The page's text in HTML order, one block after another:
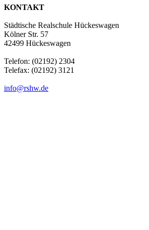
KONTAKT
Städtische Realschule Hückeswagen
Kölner Str. 57
42499 Hückeswagen
Telefon: (02192) 2304
Telefax: (02192) 3121
info@rshw.de